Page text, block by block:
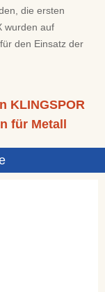
die ersten
wurden auf
den Einsatz der
KLINGSPOR
für Metall